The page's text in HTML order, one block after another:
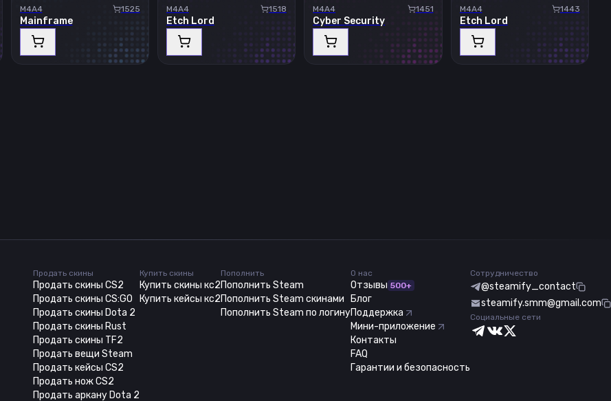
M4A4 1525
Mainframe
M4A4 1518
Etch Lord
M4A4 1451
Cyber Security
M4A4 1443
Etch Lord
Продать скины
Продать скины CS2
Продать скины CS:GO
Продать скины Dota 2
Продать скины Rust
Продать скины TF2
Продать вещи Steam
Продать кейсы CS2
Продать нож CS2
Продать аркану Dota 2
Купить скины
Купить скины кс2
Купить кейсы кс2
Пополнить
Пополнить Steam
Пополнить Steam скинами
Пополнить Steam по логину
О нас
Отзывы 500+
Блог
Поддержка
Мини-приложение
Контакты
FAQ
Гарантии и безопасность
Сотрудничество
@steamify_contact
steamify.smm@gmail.com
Социальные сети